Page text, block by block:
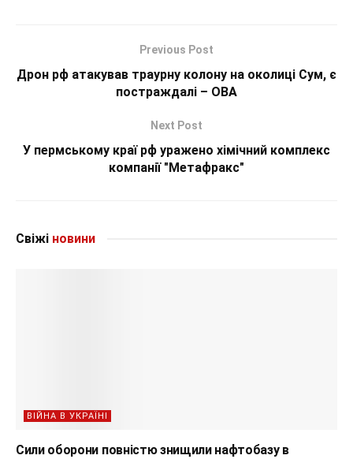
Previous Post
Дрон рф атакував траурну колону на околиці Сум, є
постраждалі – ОВА
Next Post
У пермському краї рф уражено хімічний комплекс
компанії "Метафракс"
Свіжі новини
ВІЙНА В УКРАЇНІ
Сили оборони повністю знищили нафтобазу в